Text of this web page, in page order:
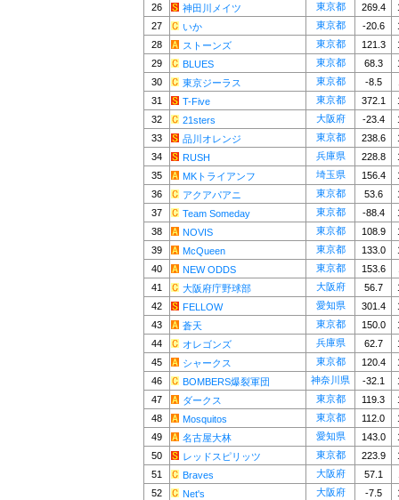
26
神田川メイツ 東京都 269.4
27
いか 東京都 -20.6
28
ストーンズ 東京都 121.3
29
BLUES 東京都 68.3
30
東京ジーラス 東京都 -8.5
31
T-Five 東京都 372.1
32
21sters 大阪府 -23.4
33
品川オレンジ 東京都 238.6
34
RUSH 兵庫県 228.8
35
MKトライアンフ 埼玉県 156.4
36
アクアパアニ 東京都 53.6
37
Team Someday 東京都 -88.4
38
NOVIS 東京都 108.9
39
McQueen 東京都 133.0
40
NEW ODDS 東京都 153.6
41
大阪府庁野球部 大阪府 56.7
42
FELLOW 愛知県 301.4
43
蒼天 東京都 150.0
44
オレゴンズ 兵庫県 62.7
45
シャークス 東京都 120.4
46
BOMBERS爆裂軍団 神奈川県 -32.1
47
ダークス 東京都 119.3
48
Mosquitos 東京都 112.0
49
名古屋大林 愛知県 143.0
50
レッドスピリッツ 東京都 223.9
51
Braves 大阪府 57.1
52
Net's 大阪府 -7.5